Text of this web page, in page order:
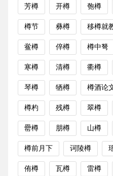
芳樽 开樽 匏樽
樽节 彝樽 移樽就
鲎樽 倅樽 樽中弩
寒樽 清樽 衢樽
琴樽 牺樽 樽酒论
樽杓 残樽 翠樽
罍樽 朋樽 山樽
樽前月下 诃陵樽
侑樽 瓦樽 雷樽